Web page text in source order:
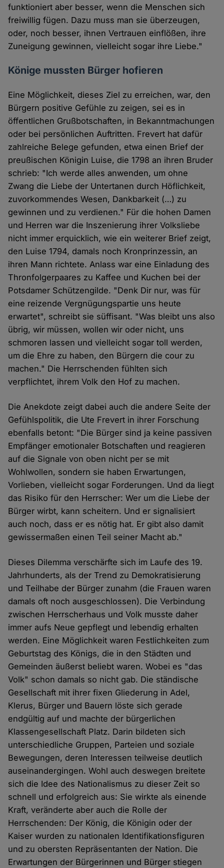
funktioniert aber besser, wenn die Menschen sich
freiwillig fügen. Dazu muss man sie überzeugen,
oder, noch besser, ihnen Vertrauen einflößen, ihre
Zuneigung gewinnen, vielleicht sogar ihre Liebe."
Könige mussten Bürger hofieren
Eine Möglichkeit, dieses Ziel zu erreichen, war, den
Bürgern positive Gefühle zu zeigen, sei es in
öffentlichen Grußbotschaften, in Bekanntmachungen
oder bei persönlichen Auftritten. Frevert hat dafür
zahlreiche Belege gefunden, etwa einen Brief der
preußischen Königin Luise, die 1798 an ihren Bruder
schrieb: "Ich werde alles anwenden, um ohne
Zwang die Liebe der Untertanen durch Höflichkeit,
zuvorkommendes Wesen, Dankbarkeit (…) zu
gewinnen und zu verdienen." Für die hohen Damen
und Herren war die Inszenierung ihrer Volksliebe
nicht immer erquicklich, wie ein weiterer Brief zeigt,
den Luise 1794, damals noch Kronprinzessin, an
ihren Mann richtete. Anlass war eine Einladung des
Thronfolgerpaares zu Kaffee und Kuchen bei der
Potsdamer Schützengilde. "Denk Dir nur, was für
eine reizende Vergnügungspartie uns heute
erwartet", schreibt sie süffisant. "Was bleibt uns also
übrig, wir müssen, wollen wir oder nicht, uns
schmoren lassen und vielleicht sogar toll werden,
um die Ehre zu haben, den Bürgern die cour zu
machen." Die Herrschenden fühlten sich
verpflichtet, ihrem Volk den Hof zu machen.
Die Anekdote zeigt dabei auch die andere Seite der
Gefühlspolitik, die Ute Frevert in ihrer Forschung
ebenfalls betont: "Die Bürger sind ja keine passiven
Empfänger emotionaler Botschaften und reagieren
auf die Signale von oben nicht per se mit
Wohlwollen, sondern sie haben Erwartungen,
Vorlieben, vielleicht sogar Forderungen. Und da liegt
das Risiko für den Herrscher: Wer um die Liebe der
Bürger wirbt, kann scheitern. Und er signalisiert
auch noch, dass er es nötig hat. Er gibt also damit
gewissermaßen einen Teil seiner Macht ab."
Dieses Dilemma verschärfte sich im Laufe des 19.
Jahrhunderts, als der Trend zu Demokratisierung
und Teilhabe der Bürger zunahm (die Frauen waren
damals oft noch ausgeschlossen). Die Verbindung
zwischen Herrscherhaus und Volk musste daher
immer aufs Neue gepflegt und lebendig erhalten
werden. Eine Möglichkeit waren Festlichkeiten zum
Geburtstag des Königs, die in den Städten und
Gemeinden äußerst beliebt waren. Wobei es "das
Volk" schon damals so nicht gab. Die ständische
Gesellschaft mit ihrer fixen Gliederung in Adel,
Klerus, Bürger und Bauern löste sich gerade
endgültig auf und machte der bürgerlichen
Klassengesellschaft Platz. Darin bildeten sich
unterschiedliche Gruppen, Parteien und soziale
Bewegungen, deren Interessen teilweise deutlich
auseinandergingen. Wohl auch deswegen breitete
sich die Idee des Nationalismus zu dieser Zeit so
schnell und erfolgreich aus: Sie wirkte als einende
Kraft, veränderte aber auch die Rolle der
Herrschenden: Der König, die Königin oder der
Kaiser wurden zu nationalen Identifikationsfiguren
und zu obersten Repräsentanten der Nation. Die
Erwartungen der Bürgerinnen und Bürger stiegen